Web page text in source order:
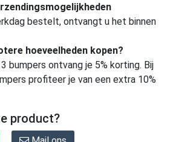
bestelt, ontvangt u het binnen
hoeveelheden kopen?
bumpers ontvang je 5% korting. Bij
profiteer je van een extra 10%
product?